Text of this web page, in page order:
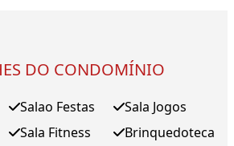
DO CONDOMÍNIO
Salao Festas
Sala Fitness
Sala Jogos
Brinquedoteca